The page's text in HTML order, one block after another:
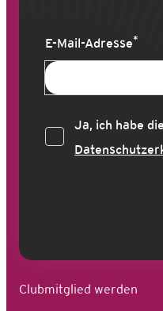
E-Mail-Adresse*
Ja, ich habe die
Clubmitglied werden